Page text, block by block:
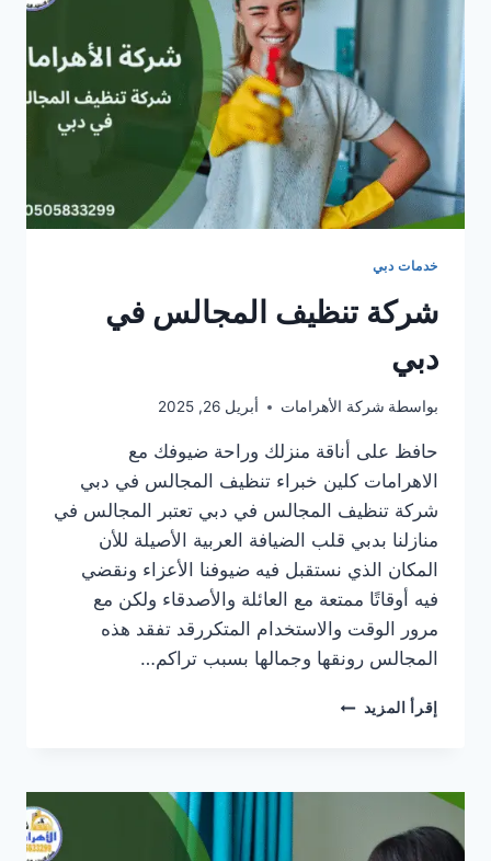
خدمات دبي
شركة تنظيف المجالس في
دبي
بواسطة شركة الأهرامات أبريل 26, 2025
حافظ على أناقة منزلك وراحة ضيوفك مع
الاهرامات كلين خبراء تنظيف المجالس في دبي
شركة تنظيف المجالس في دبي تعتبر المجالس في
منازلنا بدبي قلب الضيافة العربية الأصيلة للأن
المكان الذي نستقبل فيه ضيوفنا الأعزاء ونقضي
فيه أوقاتًا ممتعة مع العائلة والأصدقاء ولكن مع
مرور الوقت والاستخدام المتكررقد تفقد هذه
المجالس رونقها وجمالها بسبب تراكم…
إقرأ المزيد شركة
دبي